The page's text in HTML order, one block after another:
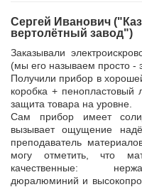
Сергей Иванович
вертолётный завод")
Заказывали
(мы его называем просто -
Получили прибор в
коробка +
защита товара на уровне.
Сам прибор имеет
вызывает ощущение
преподаватель
могу отметить, что
качественные:
дюралюминий и